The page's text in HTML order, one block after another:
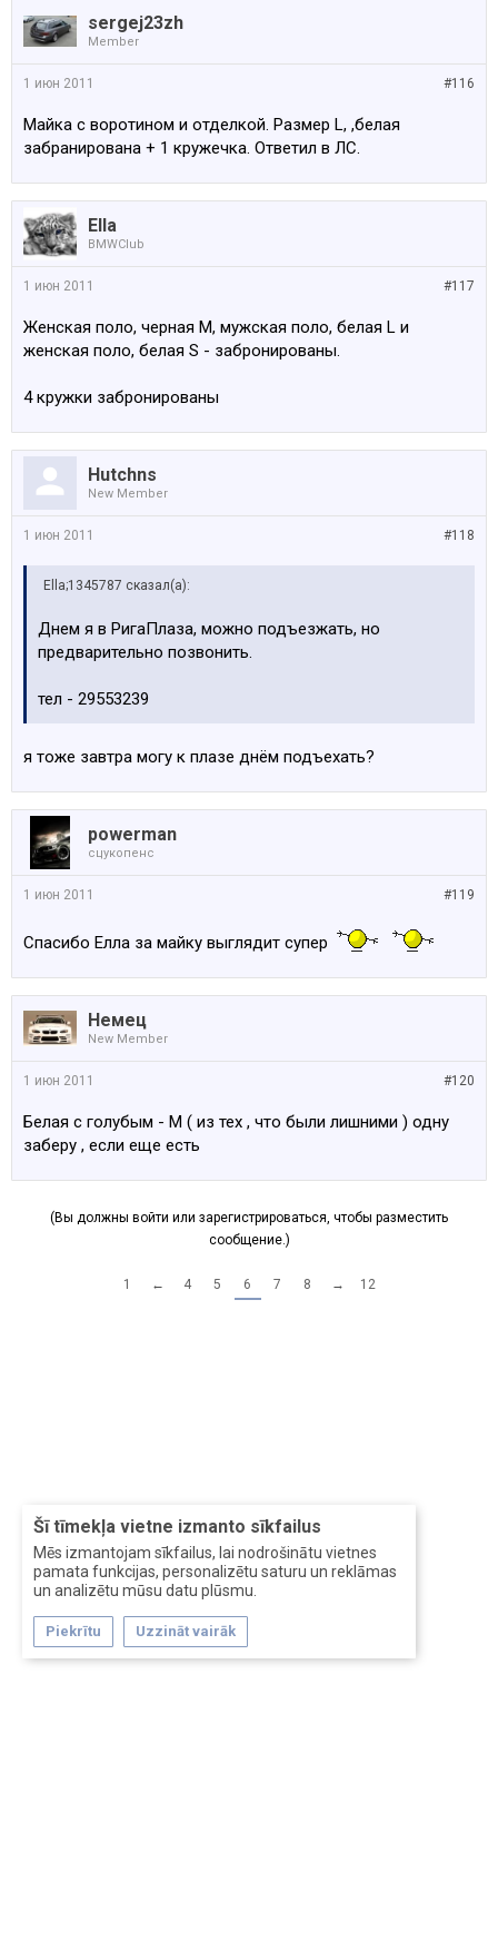
Šī tīmekļa vietne izmanto sīkfailus
Mēs izmantojam sīkfailus, lai nodrošinātu vietnes
pamata funkcijas, personalizētu saturu un reklāmas
un analizētu mūsu datu plūsmu.
Piekrītu Uzzināt vairāk
sergej23zh
Member
#116
1 июн 2011
Майка с воротином и отделкой. Размер L, ,белая
забранирована + 1 кружечка. Ответил в ЛС.
Ella
BMWClub
#117
1 июн 2011
Женская поло, черная M, мужская поло, белая L и
женская поло, белая S - забронированы.
4 кружки забронированы
Hutchns
New Member
#118
1 июн 2011
Ella;1345787 сказал(а):
Днем я в РигаПлаза, можно подъезжать, но
предварительно позвонить.
тел - 29553239
я тоже завтра могу к плазе днём подъехать?
powerman
сцукопенс
#119
1 июн 2011
Спасибо Елла за майку выглядит супер
Немец
New Member
#120
1 июн 2011
Белая с голубым - M ( из тех , что были лишними ) одну
заберу , если еще есть
(Вы должны войти или зарегистрироваться, чтобы разместить
сообщение.)
1 ← 4 5 6 7 8 → 12